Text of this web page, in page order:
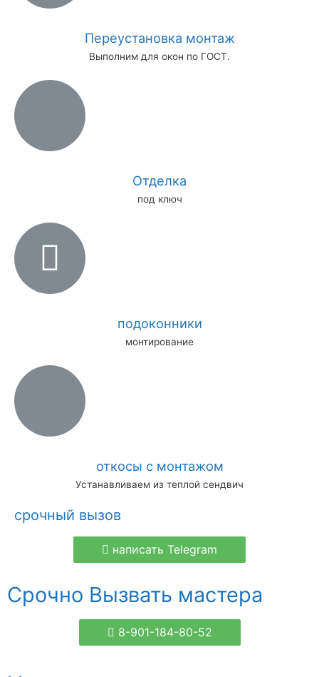
Переустановка монтаж
Выполним для окон по ГОСТ.
Отделка
под ключ
подоконники
монтирование
откосы с монтажом
Устанавливаем из теплой сендвич
срочный вызов
написать Telegram
Срочно Вызвать мастера
8-901-184-80-52